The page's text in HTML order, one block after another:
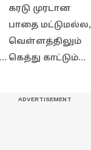
கரடு முரடான
பாதை மட்டுமல்ல,
வெள்ளத்திலும்
கெத்து காட்டும்